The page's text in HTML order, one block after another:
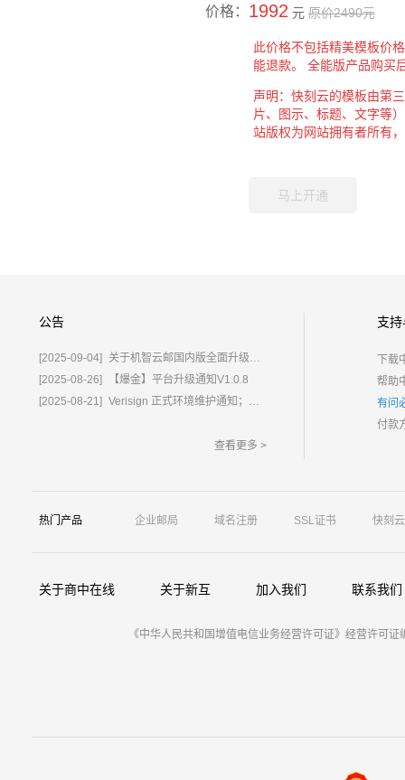
价格： 1992 元 原价2490元
此价格不包括精美模板价
能退款。 全能版产品购买
声明：快刻云的模板由第
片、图示、标题、文字等
站版权为网站拥有者所有
公告
[2025-09-04]
关于机智云邮国内版全面升级为%E2%80%9C鲸炫邮%E2%80%9D的通知
[2025-08-26]
【爆金】平台升级通知V1.0.8
[2025-08-21] Verisign 正式环境维护通知；含域名.com/.net
查看更多 >
支
下载
帮助
有问
付款
热门产品 企业邮局 域名注册 SSL证书 快刻云
关于商中在线 关于新互 加入我们 联系我们
《中华人民共和国增值电信业务经营许可证》经营许可